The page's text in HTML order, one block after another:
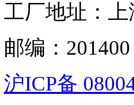
工厂地址：
邮编：201400
沪ICP备